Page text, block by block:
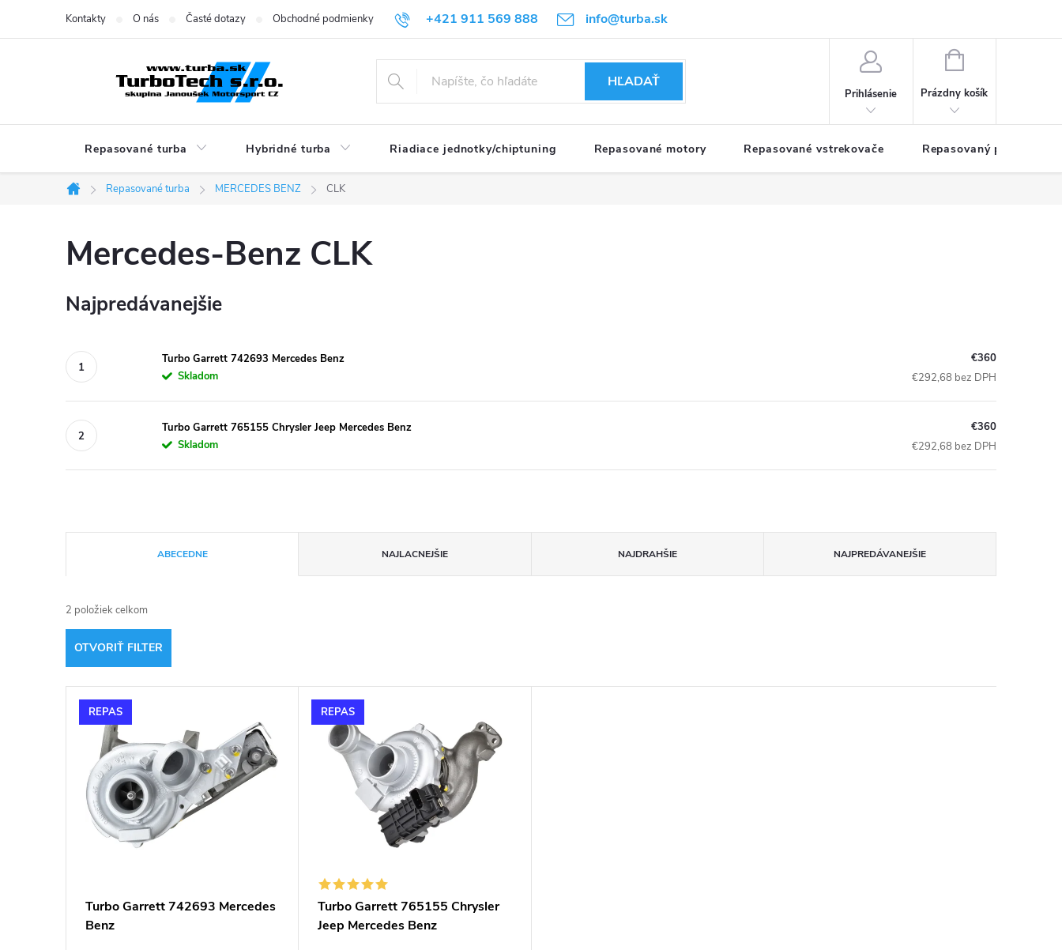
+421 911 569 888 info@turba.sk
Kontakty O nás Časté dotazy Obchodné podmienky GDPR
HĽADAŤ
Prihlásenie
NÁKUPNÝ
Prázdny košík
Repasované turba Hybridné turba Riadiace jednotky/chiptuning Repasované motory Repasované vstrekovače Repasovaný pohon TDM
Domov
Repasované turba MERCEDES BENZ CLK
Mercedes-Benz CLK
Najpredávanejšie
Turbo Garrett 742693 Mercedes Benz
Skladom
€360
€292,68 bez DPH
Turbo Garrett 765155 Chrysler Jeep Mercedes Benz
Skladom
€360
€292,68 bez DPH
a
d
e
n
ABECEDNE NAJLACNEJŠIE NAJDRAHŠIE NAJPREDÁVANEJŠIE
2 položiek celkom
OTVORIŤ FILTER
VREPAS
Turbo Garrett 742693 Mercedes
Benz
REPAS
Turbo Garrett 765155 Chrysler
Jeep Mercedes Benz